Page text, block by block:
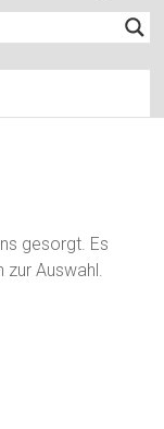
gesorgt. Es
zur Auswahl.